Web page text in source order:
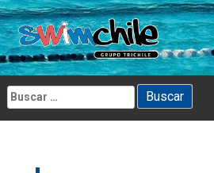
Skip
to
content
Buscar: